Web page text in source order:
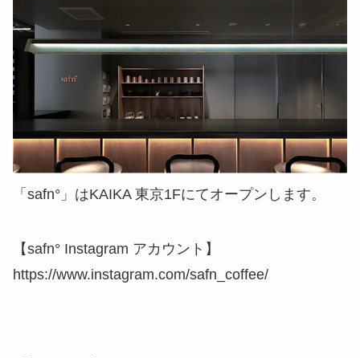
「safn°」はKAIKA 東京1Fにてオープンします。
【safn° Instagram アカウント】
https://www.instagram.com/safn_coffee/